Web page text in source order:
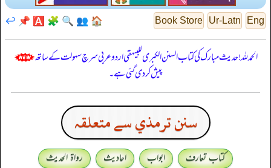
Eng
Ur-Latn
Book Store
🏠
👥
🔍
🧩
🅰️
📌
↩️
الحمدللہ! حدیث مبارک کی کتاب السنن الكبرى للبيهقي اردو عربی سرچ سہولت کے ساتھ
پیش کر دی گئی ہے۔
سنن ترمذي سے متعلقہ
کتاب تعارف ابواب احادیث
رواۃ الحدیث